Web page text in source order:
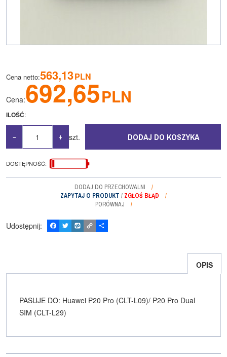
Cena netto:563,13PLN
Cena:692,65PLN
ILOŚĆ:
− + szt. DODAJ DO KOSZYKA
DOSTĘPNOŚĆ:
DODAJ DO PRZECHOWALNI
ZAPYTAJ O PRODUKT / ZGŁOŚ BŁĄD
PORÓWNAJ
Udostępnij:
F
a
o
T
w
r
W
y
C
o
n
P
o
l
ę
OPIS
PASUJE DO: Huawei P20 Pro (CLT-L09)/ P20 Pro Dual
SIM (CLT-L29)